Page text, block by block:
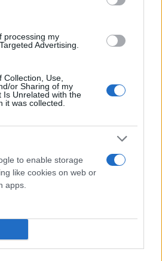
processing my
Advertising.
Use,
or Sharing of my
Is Unrelated with the
it was collected.
to enable storage
like cookies on web or
apps.της εγκληματικής
Φάληρο